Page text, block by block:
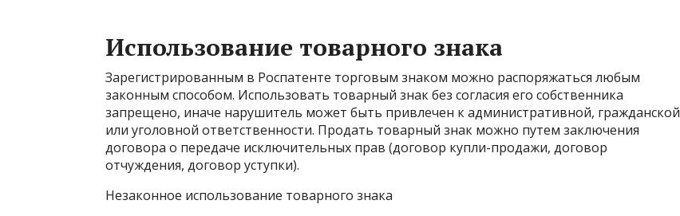
Использование товарного знака
Зарегистрированным в Роспатенте торговым знаком можно распоряжаться любым
законным способом. Использовать товарный знак без согласия его собственника
запрещено, иначе нарушитель может быть привлечен к административной, гражданской
или уголовной ответственности. Продать товарный знак можно путем заключения
договора о передаче исключительных прав (договор купли-продажи, договор
отчуждения, договор уступки).
Незаконное использование товарного знака